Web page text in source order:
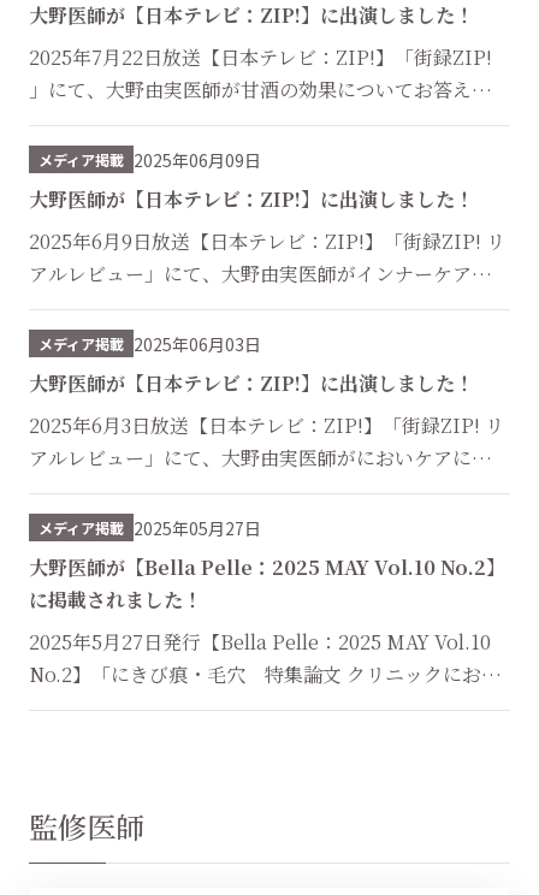
大野医師が【日本テレビ：ZIP!】に出演しました！
2025年7月22日放送【日本テレビ：ZIP!】「街録ZIP!
」にて、大野由実医師が甘酒の効果についてお答えしま
した。 ...
メディア掲載 2025年06月09日
大野医師が【日本テレビ：ZIP!】に出演しました！
2025年6月9日放送【日本テレビ：ZIP!】「街録ZIP! リ
アルレビュー」にて、大野由実医師がインナーケアにつ
いてお答えしました。 ...
メディア掲載 2025年06月03日
大野医師が【日本テレビ：ZIP!】に出演しました！
2025年6月3日放送【日本テレビ：ZIP!】「街録ZIP! リ
アルレビュー」にて、大野由実医師がにおいケアについ
てお答えしました。 ...
メディア掲載 2025年05月27日
大野医師が【Bella Pelle：2025 MAY Vol.10 No.2】
に掲載されました！
2025年5月27日発行【Bella Pelle：2025 MAY Vol.10
No.2】「にきび痕・毛穴 特集論文 クリニックにおけ
る毛穴治療」にて、恵比寿院 大野由実医師の論文が掲
監修医師